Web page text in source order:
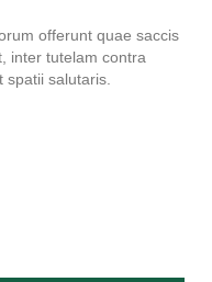
offerunt quae saccis
inter tutelam contra
spatii salutaris.